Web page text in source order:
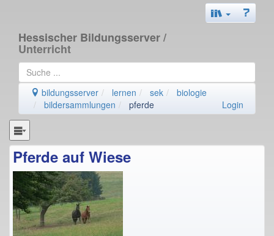
Hessischer Bildungsserver/
Unterricht
bildungsserver lernen sek
biologie
bildersammlungen
pferde Login
Pferde auf Wiese